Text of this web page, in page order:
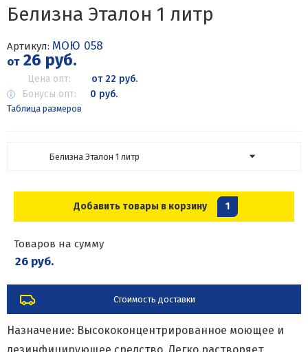
Белизна Эталон 1 литр
Артикул: МОЮ 058
от26 руб.
Цена опт:
от 22 руб.
Бонусы опт:
0 руб.
Таблица размеров
Белизна Эталон 1 литр
Добавить товары в корзину 1
Товаров на сумму
26 руб.
Стоимость доставки
Назначение: Высококонцентрированное моющее и